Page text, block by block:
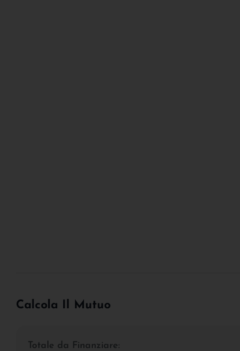
Calcola Il Mutuo
Totale da Finanziare: